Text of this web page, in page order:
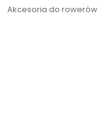
Akcesoria do rowerów